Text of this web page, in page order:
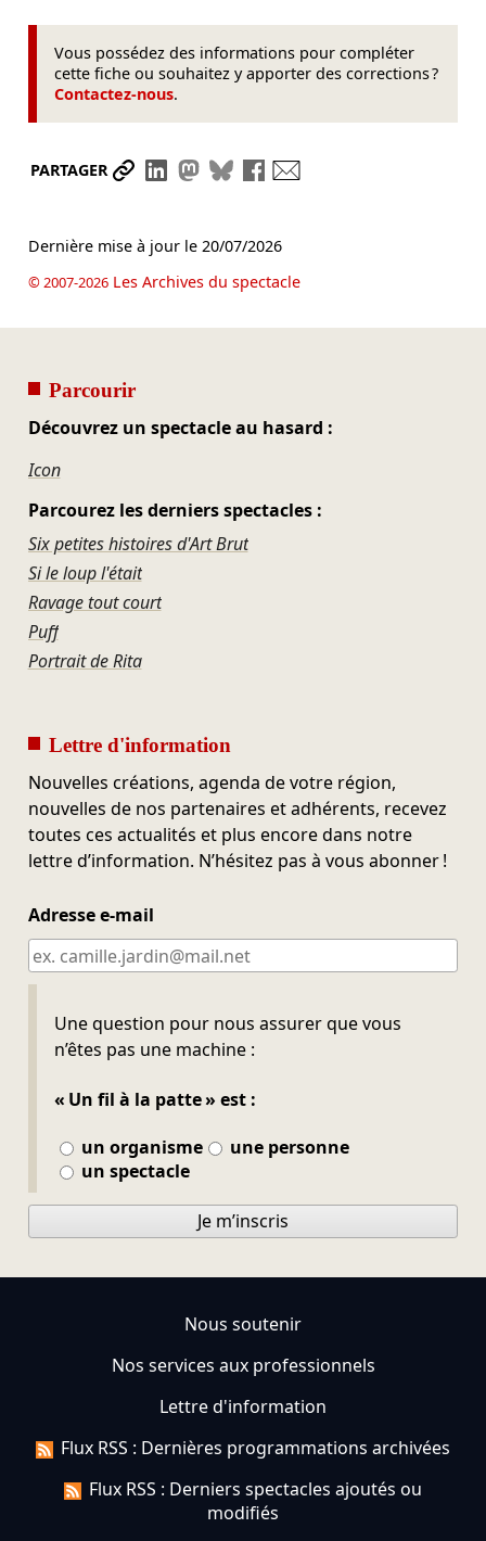
Vous possédez des informations pour compléter
cette fiche ou souhaitez y apporter des corrections ?
Contactez-nous.
PARTAGER Partager le lien
Partager sur LinkedIn
Partager sur Mastodon
Partager sur Bluesky
Partager sur Facebook
Dernière mise à jour le 20/07/2026
© 2007-2026Les Archives du spectacle
Parcourir
Découvrez un spectacle au hasard :
Icon
Parcourez les derniers spectacles :
Six petites histoires d'Art Brut
Si le loup l'était
Ravage tout court
Puff
Portrait de Rita
Lettre d'information
Nouvelles créations, agenda de votre région,
nouvelles de nos partenaires et adhérents, recevez
toutes ces actualités et plus encore dans notre
lettre d’information. N’hésitez pas à vous abonner !
Adresse e-mail
Une question pour nous assurer que vous
n’êtes pas une machine :
« Un fil à la patte » est :
un organisme
une personne
un spectacle
Ne pas remplir
Je m’inscris
Nous soutenir
Nos services aux professionnels
Lettre d'information
Flux RSS : Dernières programmations archivées
Flux RSS : Derniers spectacles ajoutés ou
modifiés